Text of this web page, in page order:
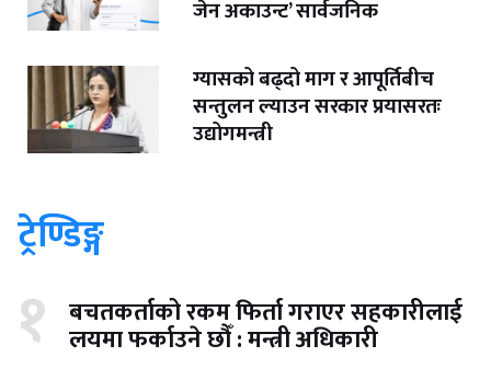
जेन अकाउन्ट’ सार्वजनिक
ग्यासको बढ्दो माग र आपूर्तिबीच
सन्तुलन ल्याउन सरकार प्रयासरतः
उद्योगमन्त्री
ट्रेण्डिङ्ग
१ बचतकर्ताको रकम फिर्ता गराएर सहकारीलाई
लयमा फर्काउने छौँ : मन्त्री अधिकारी